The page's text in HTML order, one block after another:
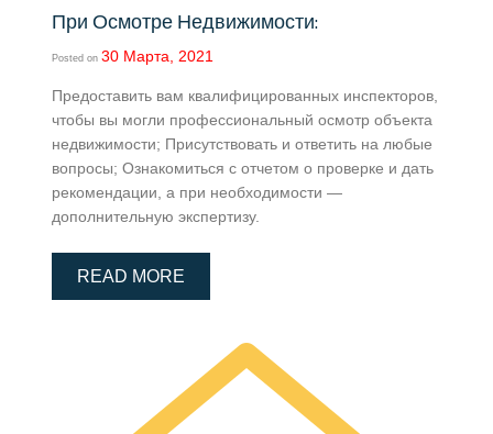
При Осмотре Недвижимости:
Posted on 30 Марта, 2021
Предоставить вам квалифицированных инспекторов,
чтобы вы могли профессиональный осмотр объекта
недвижимости; Присутствовать и ответить на любые
вопросы; Ознакомиться с отчетом о проверке и дать
рекомендации, а при необходимости —
дополнительную экспертизу.
READ MORE